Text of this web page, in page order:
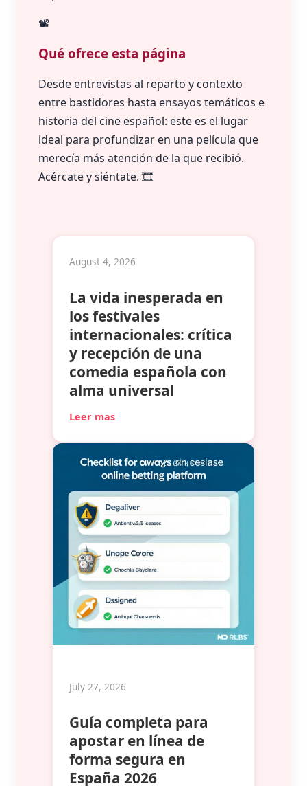
📽️
Qué ofrece esta página
Desde entrevistas al reparto y contexto
entre bastidores hasta ensayos temáticos e
historia del cine español: este es el lugar
ideal para profundizar en una película que
merecía más atención de la que recibió.
Acércate y siéntate. 🎞️
August 4, 2026
La vida inesperada en
los festivales
internacionales: crítica
y recepción de una
comedia española con
alma universal
Leer mas
July 27, 2026
Guía completa para
apostar en línea de
forma segura en
España 2026